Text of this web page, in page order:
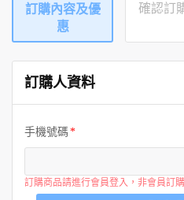
訂購內容及優
惠
確認訂
訂購人資料
手機號碼
訂購商品請進行會員登入，非會員訂